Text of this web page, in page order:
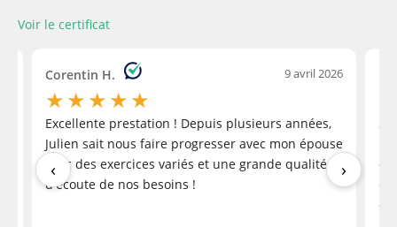
bien meilleure forme et plus dynamique au
à l'écoute et adapte parfaitement les séances à
mon niveau. Je le recommande à 100 % !
Karine Dubois B.
a month ago
Voir le certificat
Corentin H. 9 avril 2026
★★★★★
Excellente prestation ! Depuis plusieurs années,
Julien sait nous faire progresser avec mon épouse
avec des exercices variés et une grande qualité
d'écoute de nos besoins !
et
‹ ›